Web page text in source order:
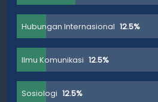
Hubungan Internasional 12.5%
Ilmu Komunikasi 12.5%
Sosiologi 12.5%